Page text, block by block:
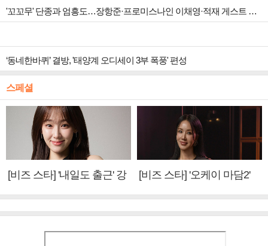
'꼬꼬무' 단종과 엄흥도…장항준·프로미스나인 이채영·적재 게스트 출연
‘동네한바퀴’ 결방, '태양계 오디세이 3부 폭풍' 편성
스페셜
[비즈 스타] '내일도 출근' 강
[비즈 스타] '오케이 마담2'